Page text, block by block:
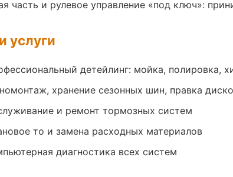
часть и рулевое управление «под ключ»:
услуги
детейлинг: мойка, полировка,
хранение сезонных шин, правка
и ремонт тормозных систем
то и замена расходных материалов
диагностика всех систем